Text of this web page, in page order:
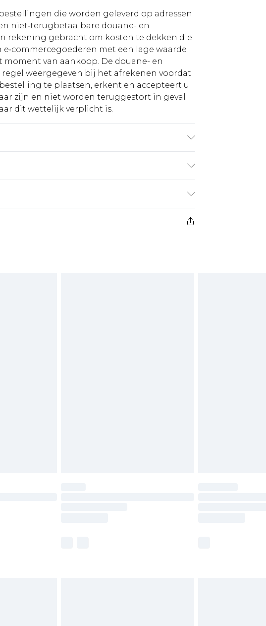
die worden geleverd op adressen
niet‑terugbetaalbare douane- en
rekening gebracht om kosten te dekken die
met een lage waarde
van aankoop. De douane- en
weergegeven bij het afrekenen voordat
te plaatsen, erkent en accepteert u
zijn en niet worden teruggestort in geval
dit wettelijk verplicht is.
maat 10 petite, ca. lengte 5'4-5'6. Lengte
€5.99
€14.99